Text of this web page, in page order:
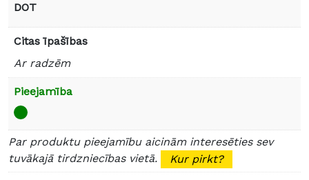
DOT
Citas īpašības
Ar radzēm
Pieejamība
Par produktu pieejamību aicinām interesēties sev
tuvākajā tirdzniecības vietā.
Kur pirkt?